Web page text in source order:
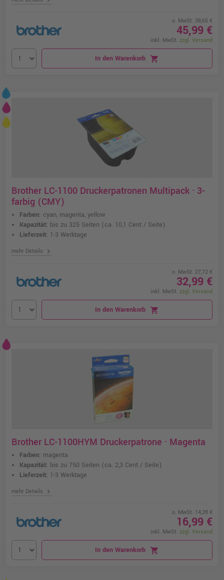
o. MwSt. 38,65 €
45,99 €
inkl. MwSt. zzgl. Versand
In den Warenkorb shopping_cart
Brother LC-1100 Druckerpatronen Multipack · 3-
farbig (CMY)
Farben: cyan, magenta, yellow
Kapazität: bis zu 325 Seiten (ca. 10,1 Cent / Seite)
Lieferzeit: 1-3 Werktage
mehr Details chevron_right
o. MwSt. 27,72 €
32,99 €
inkl. MwSt. zzgl. Versand
In den Warenkorb shopping_cart
Brother LC-1100HYM Druckerpatrone · Magenta
Farben: magenta
Kapazität: bis zu 750 Seiten (ca. 2,3 Cent / Seite)
Lieferzeit: 1-3 Werktage
mehr Details chevron_right
o. MwSt. 14,28 €
16,99 €
inkl. MwSt. zzgl. Versand
In den Warenkorb shopping_cart